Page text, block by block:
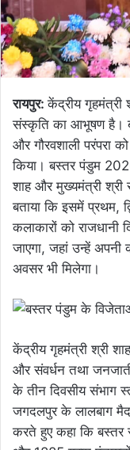
रायपुर:केंद्रीय गृहमंत्री
संस्कृति का आभूषण है।
और गौरवशाली परंपरा
किया। बस्तर पंडुम
शाह और मुख्यमंत्री श्री
बताया कि इसमें प्रथम,
कलाकारों को राजधानी
जाएगा, जहां उन्हें
अवसर भी मिलेगा।
केंद्रीय गृहमंत्री श्री
और संवर्धन तथा
के तीन दिवसीय संभाग
जगदलपुर के लालबाग
करते हुए कहा कि